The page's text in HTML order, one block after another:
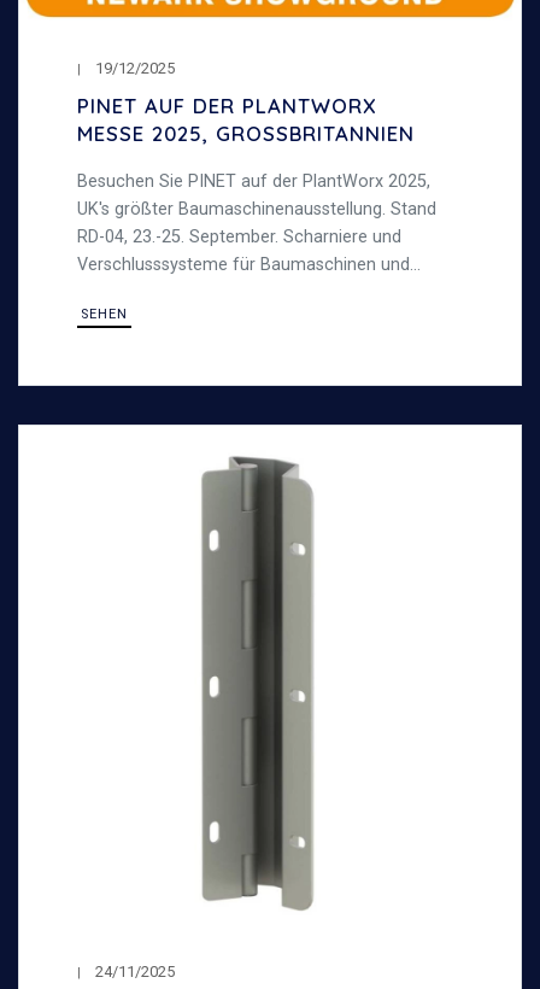
19/12/2025
PINET AUF DER PLANTWORX
MESSE 2025, GROSSBRITANNIEN
Besuchen Sie PINET auf der PlantWorx 2025,
UK's größter Baumaschinenausstellung. Stand
RD-04, 23.-25. September. Scharniere und
Verschlusssysteme für Baumaschinen und
SEHEN
24/11/2025